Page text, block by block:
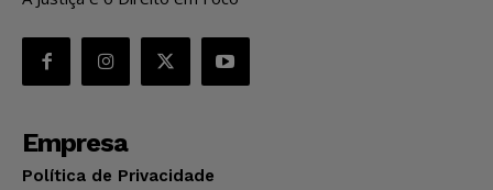
Empresa
Política de Privacidade